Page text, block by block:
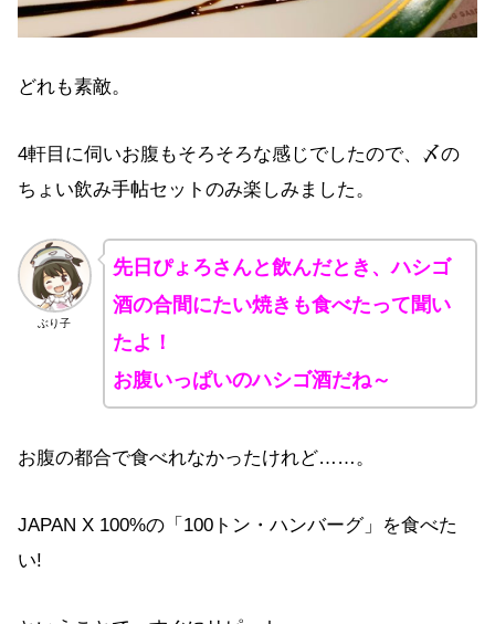
どれも素敵。
4軒目に伺いお腹もそろそろな感じでしたので、〆の
ちょい飲み手帖セットのみ楽しみました。
ぶり子
先日ぴょろさんと飲んだとき、ハシゴ
酒の合間にたい焼きも食べたって聞い
たよ！
お腹いっぱいのハシゴ酒だね～
お腹の都合で食べれなかったけれど……。
JAPAN X 100%の「100トン・ハンバーグ」を食べた
い!